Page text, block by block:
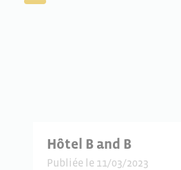
Hôtel B and B
Publiée le 11/03/2023